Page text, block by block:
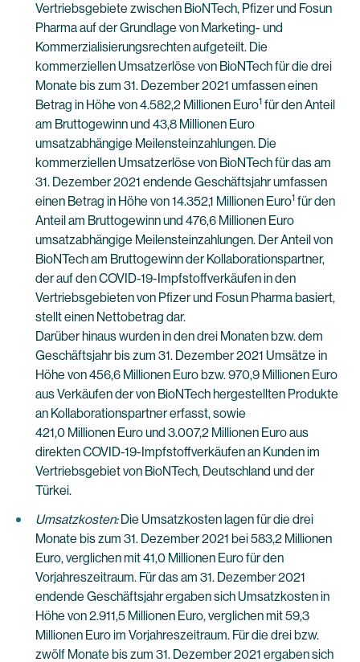
Vertriebsgebiete zwischen BioNTech, Pfizer und Fosun
Pharma auf der Grundlage von Marketing- und
Kommerzialisierungsrechten aufgeteilt. Die
kommerziellen Umsatzerlöse von BioNTech für die drei
Monate bis zum 31. Dezember 2021 umfassen einen
Betrag in Höhe von 4.582,2 Millionen Euro1 für den Anteil
am Bruttogewinn und 43,8 Millionen Euro
umsatzabhängige Meilensteinzahlungen. Die
kommerziellen Umsatzerlöse von BioNTech für das am
31. Dezember 2021 endende Geschäftsjahr umfassen
einen Betrag in Höhe von 14.352,1 Millionen Euro1 für den
Anteil am Bruttogewinn und 476,6 Millionen Euro
umsatzabhängige Meilensteinzahlungen. Der Anteil von
BioNTech am Bruttogewinn der Kollaborationspartner,
der auf den COVID-19-Impfstoffverkäufen in den
Vertriebsgebieten von Pfizer und Fosun Pharma basiert,
stellt einen Nettobetrag dar.
Darüber hinaus wurden in den drei Monaten bzw. dem
Geschäftsjahr bis zum 31. Dezember 2021 Umsätze in
Höhe von 456,6 Millionen Euro bzw. 970,9 Millionen Euro
aus Verkäufen der von BioNTech hergestellten Produkte
an Kollaborationspartner erfasst, sowie
421,0 Millionen Euro und 3.007,2 Millionen Euro aus
direkten COVID-19-Impfstoffverkäufen an Kunden im
Vertriebsgebiet von BioNTech, Deutschland und der
Türkei.
Umsatzkosten:Die Umsatzkosten lagen für die drei
Monate bis zum 31. Dezember 2021 bei 583,2 Millionen
Euro, verglichen mit 41,0 Millionen Euro für den
Vorjahreszeitraum. Für das am 31. Dezember 2021
endende Geschäftsjahr ergaben sich Umsatzkosten in
Höhe von 2.911,5 Millionen Euro, verglichen mit 59,3
Millionen Euro im Vorjahreszeitraum. Für die drei bzw.
zwölf Monate bis zum 31. Dezember 2021 ergaben sich